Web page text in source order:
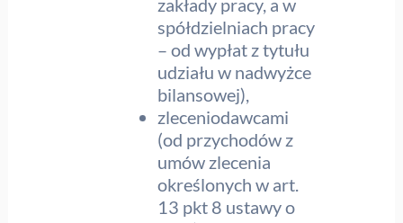
zakłady pracy, a w
spółdzielniach pracy
– od wypłat z tytułu
udziału w nadwyżce
bilansowej),
zleceniodawcami
(od przychodów z
umów zlecenia
określonych w art.
13 pkt 8 ustawy o